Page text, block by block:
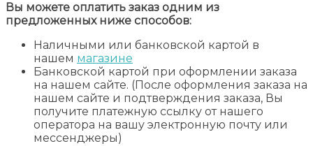
Вы можете оплатить заказ одним из
предложенных ниже способов:
Наличными или банковской картой в
нашем магазине
Банковской картой при оформлении заказа
на нашем сайте. (После оформления заказа на
нашем сайте и подтверждения заказа, Вы
получите платежную ссылку от нашего
оператора на вашу электронную почту или
мессенджеры)